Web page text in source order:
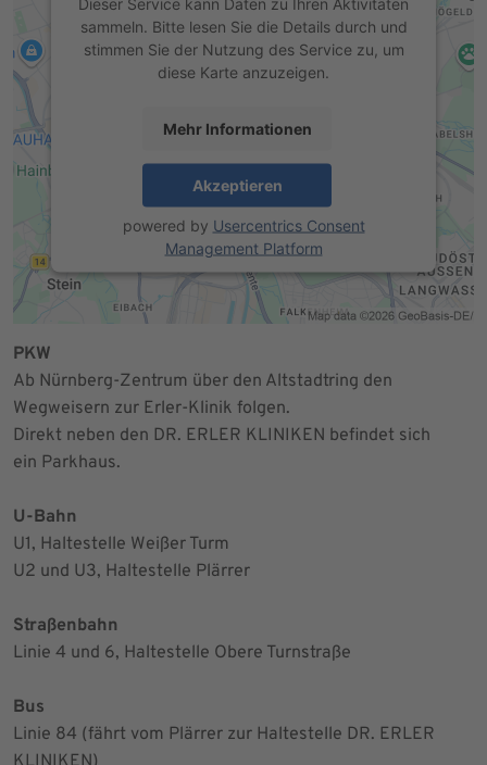
sammeln. Bitte lesen Sie die Details durch und
stimmen Sie der Nutzung des Service zu, um
diese Karte anzuzeigen.
Mehr Informationen
Akzeptieren
powered by Usercentrics Consent
Management Platform
PKW
Ab Nürnberg-Zentrum über den Altstadtring den
Wegweisern zur Erler-Klinik folgen.
Direkt neben den DR. ERLER KLINIKEN befindet sich
ein Parkhaus.
U-Bahn
U1, Haltestelle Weißer Turm
U2 und U3, Haltestelle Plärrer
Straßenbahn
Linie 4 und 6, Haltestelle Obere Turnstraße
Bus
Linie 84 (fährt vom Plärrer zur Haltestelle DR. ERLER